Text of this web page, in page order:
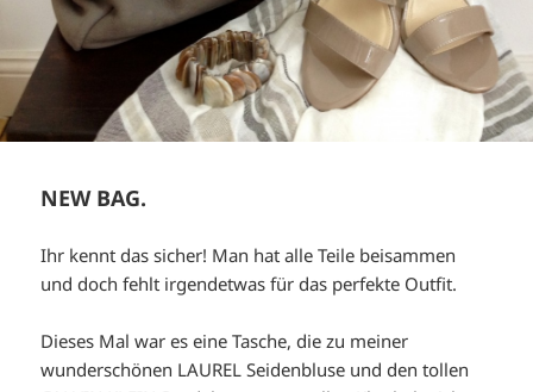
NEW BAG.
Ihr kennt das sicher! Man hat alle Teile beisammen
und doch fehlt irgendetwas für das perfekte Outfit.
Dieses Mal war es eine Tasche, die zu meiner
wunderschönen LAUREL Seidenbluse und den tollen